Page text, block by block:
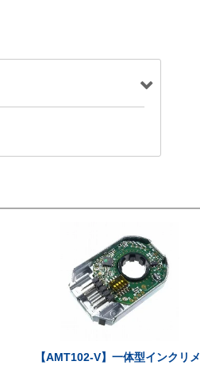
【AMT102-V】一体型インクリメ